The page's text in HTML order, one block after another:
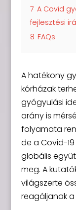
7 A Covid
fejlesztési
8 FAQs
A hatékony
kórházak
gyógyulási
arány is
folyamata
de a Covid-
globális
meg. A
világszerte
reagáljanak